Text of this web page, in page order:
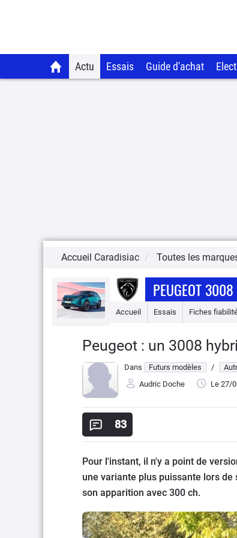
Actu Essais Guide d'achat
Accueil Caradisiac Toutes les
PEUGEOT 3008
Accueil Essais Fiches
Peugeot : un 3008
Dans Futurs modèles /
Audric Doche
Le 27/
83
Pour l'instant, il n'y a point de
une variante plus puissante lors
son apparition avec 300 ch.